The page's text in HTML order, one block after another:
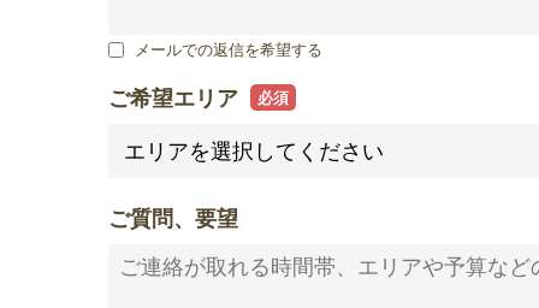
メールでの返信を希望する
ご希望エリア
ご質問、要望